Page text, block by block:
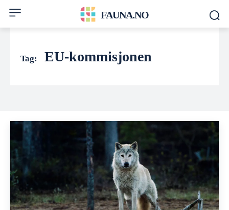
FAUNA.NO
Tag: EU-kommisjonen